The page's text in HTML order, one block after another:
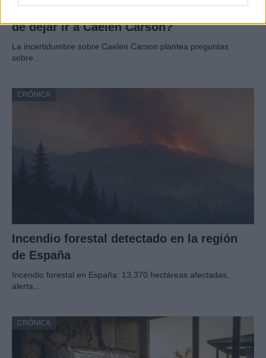
El dilema de los Dallas Cowboys: ¿es hora
de dejar ir a Caelen Carson?
La incertidumbre sobre Caelen Carson plantea preguntas
sobre…
CRÓNICA
Incendio forestal detectado en la región
de España
Incendio forestal en España: 13,370 hectáreas afectadas,
alerta…
CRÓNICA